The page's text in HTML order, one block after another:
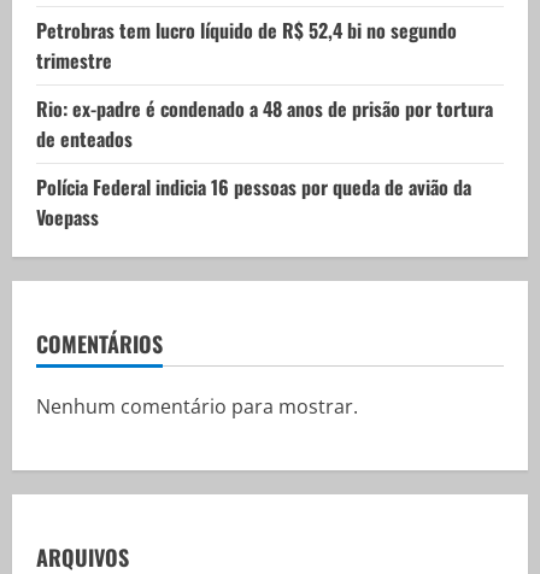
Petrobras tem lucro líquido de R$ 52,4 bi no segundo
trimestre
Rio: ex-padre é condenado a 48 anos de prisão por tortura
de enteados
Polícia Federal indicia 16 pessoas por queda de avião da
Voepass
COMENTÁRIOS
Nenhum comentário para mostrar.
ARQUIVOS